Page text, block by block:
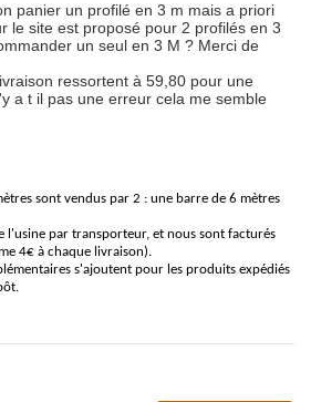
panier un profilé en 3 m mais a priori
le site est proposé pour 2 profilés en 3
un seul en 3 M ? Merci de
ressortent à 59,80 pour une
a t il pas une erreur cela me semble
sont vendus par 2 : une barre de 6 mètres
l'usine par transporteur, et nous sont facturés
4€ à chaque livraison).
s'ajoutent pour les produits expédiés